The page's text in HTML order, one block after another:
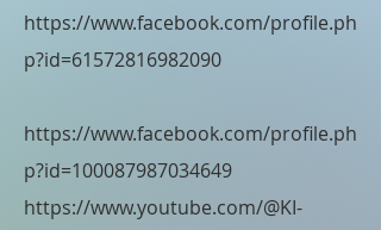
https://www.facebook.com/profile.ph
p?id=61572816982090
https://www.facebook.com/profile.ph
p?id=100087987034649
https://www.youtube.com/@KI-